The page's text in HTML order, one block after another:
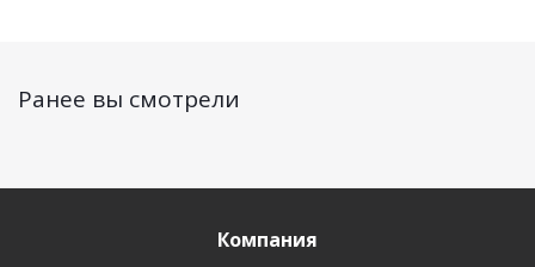
Ранее вы смотрели
Компания